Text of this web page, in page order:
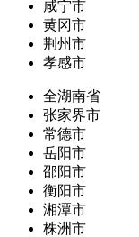
咸宁市
黄冈市
荆州市
孝感市
全湖南省
张家界市
常德市
岳阳市
邵阳市
衡阳市
湘潭市
株洲市